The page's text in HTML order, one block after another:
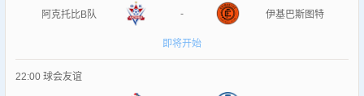
阿克托比B队 - 伊基巴斯图特
即将开始
22:00 球会友谊